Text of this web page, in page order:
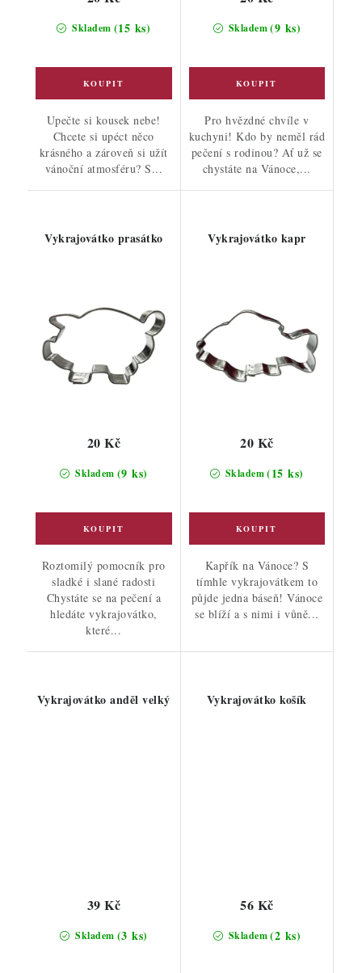
Skladem (15 ks)
Upečte si kousek nebe!
Chcete si upéct něco
krásného a zároveň si užít
vánoční atmosféru? S...
Skladem(9 ks)
Pro hvězdné chvíle v
kuchyni! Kdo by neměl rád
pečení s rodinou? Ať už se
chystáte na Vánoce,...
Vykrajovátko prasátko
Skladem (9 ks)
20 Kč
Roztomilý pomocník pro
sladké i slané radosti
Chystáte se na pečení a
hledáte vykrajovátko,
které...
Vykrajovátko kapr
Skladem(15 ks)
20 Kč
Kapřík na Vánoce? S
tímhle vykrajovátkem to
půjde jedna báseň! Vánoce
se blíží a s nimi i vůně...
Vykrajovátko anděl velký
Skladem (3 ks)
39 Kč
Vykrajovátko košík
Skladem(2 ks)
56 Kč